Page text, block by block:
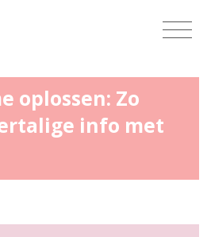
oplossen: Zo
info met